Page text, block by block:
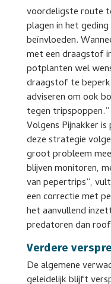
voordeligste route
plagen in het
beïnvloeden.
met een draagstof
potplanten wel
draagstof te
adviseren om ook
tegen tripspoppen.”
Volgens Pijnakker
deze strategie
groot probleem
blijven monitoren,
van pepertrips”,
een correctie met
het aanvullend
predatoren dan
Verdere
De algemene
geleidelijk blijft